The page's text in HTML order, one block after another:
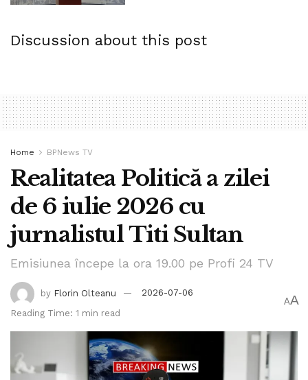
Discussion about this post
Home BPNews TV
Realitatea Politică a zilei
de 6 iulie 2026 cu
jurnalistul Titi Sultan
Emisiunea începe la ora 19.00 pe Profi 24 TV
by Florin Olteanu
2026-07-06
Reading Time: 1 min read
AA